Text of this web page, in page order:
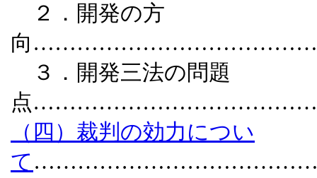
２．開発の方
向
３．開発三法の問題
点
（四）裁判の効力につい
て